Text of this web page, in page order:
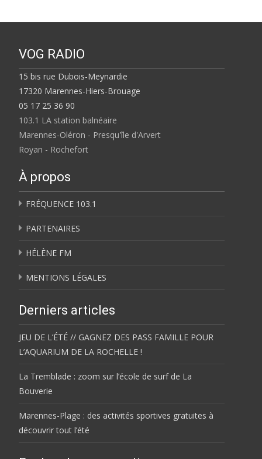
VOG RADIO
15 bis rue Dubois-Meynardie
17320 Marennes-Hiers-Brouage
05 17 25 36 90
103.1 LA station balnéaire
Marennes-Oléron - Presqu'île d'Arvert
Royan - Rochefort
À propos
FRÉQUENCE 103.1
PARTENAIRES
HÉLÈNE FM
MENTIONS LÉGALES
Derniers articles
JEU DE L’ÉTÉ // GAGNEZ DES PASS FAMILLE POUR
L’AQUARIUM DE LA ROCHELLE !
La Tremblade : zoom sur l’école de surf de La
Bouverie
Marennes-Plage : des activités sportives gratuites à
découvrir tout l’été